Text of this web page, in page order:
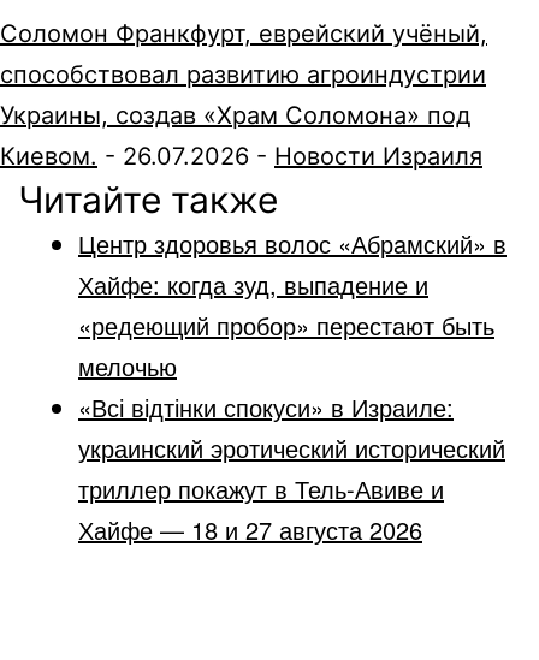
Соломон Франкфурт, еврейский учёный,
способствовал развитию агроиндустрии
Украины, создав «Храм Соломона» под
Киевом. - 26.07.2026 - Новости Израиля
Читайте также
Центр здоровья волос «Абрaмский» в
Хайфе: когда зуд, выпадение и
«редеющий пробор» перестают быть
мелочью
«Всі відтінки спокуси» в Израиле:
украинский эротический исторический
триллер покажут в Тель-Авиве и
Хайфе — 18 и 27 августа 2026